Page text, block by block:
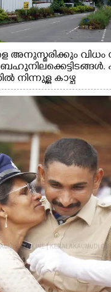
അനുസ്മരിക്കും വിധം
നിന്നുള്ള കാഴ്ച